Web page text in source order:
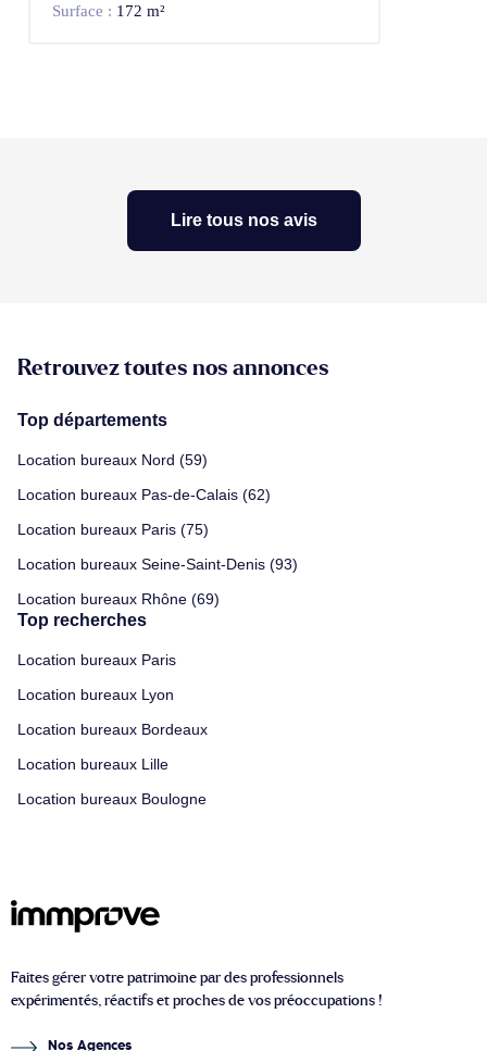
Surface : 172 m²
Lire tous nos avis
Retrouvez toutes nos annonces
Top départements
Location bureaux Nord (59)
Location bureaux Pas-de-Calais (62)
Location bureaux Paris (75)
Location bureaux Seine-Saint-Denis (93)
Location bureaux Rhône (69)
Top recherches
Location bureaux Paris
Location bureaux Lyon
Location bureaux Bordeaux
Location bureaux Lille
Location bureaux Boulogne
Faites gérer votre patrimoine par des professionnels
expérimentés, réactifs et proches de vos préoccupations !
Nos Agences